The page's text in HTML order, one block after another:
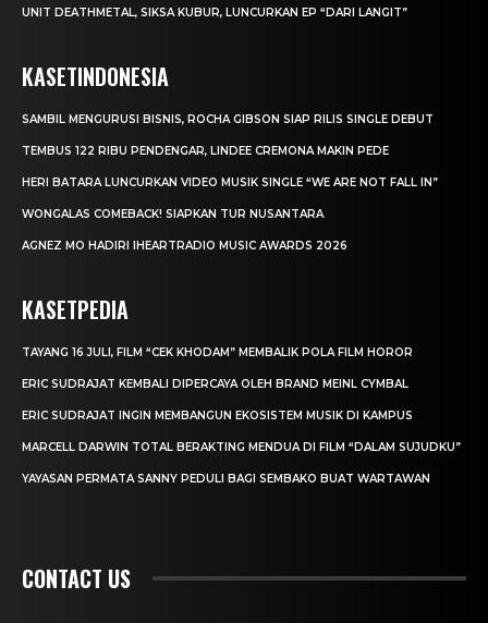
UNIT DEATHMETAL, SIKSA KUBUR, LUNCURKAN EP “DARI LANGIT”
KASETINDONESIA
SAMBIL MENGURUSI BISNIS, ROCHA GIBSON SIAP RILIS SINGLE DEBUT
TEMBUS 122 RIBU PENDENGAR, LINDEE CREMONA MAKIN PEDE
HERI BATARA LUNCURKAN VIDEO MUSIK SINGLE “WE ARE NOT FALL IN”
WONGALAS COMEBACK! SIAPKAN TUR NUSANTARA
AGNEZ MO HADIRI IHEARTRADIO MUSIC AWARDS 2026
KASETPEDIA
TAYANG 16 JULI, FILM “CEK KHODAM” MEMBALIK POLA FILM HOROR
ERIC SUDRAJAT KEMBALI DIPERCAYA OLEH BRAND MEINL CYMBAL
ERIC SUDRAJAT INGIN MEMBANGUN EKOSISTEM MUSIK DI KAMPUS
MARCELL DARWIN TOTAL BERAKTING MENDUA DI FILM “DALAM SUJUDKU”
YAYASAN PERMATA SANNY PEDULI BAGI SEMBAKO BUAT WARTAWAN
CONTACT US